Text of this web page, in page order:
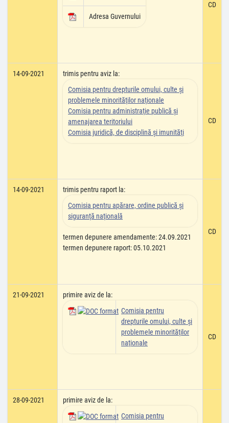
Adresa Guvernului
CD
14-09-2021
trimis pentru aviz la:
Comisia pentru drepturile omului, culte şi
problemele minorităţilor naţionale
Comisia pentru administraţie publică şi
amenajarea teritoriului
Comisia juridică, de disciplină şi imunităţi
CD
14-09-2021
trimis pentru raport la:
Comisia pentru apărare, ordine publică şi
siguranţă naţională
termen depunere amendamente: 24.09.2021
termen depunere raport: 05.10.2021
CD
21-09-2021
primire aviz de la:
Comisia pentru
drepturile omului, culte şi
problemele minorităţilor
naţionale
CD
28-09-2021
primire aviz de la:
Comisia pentru